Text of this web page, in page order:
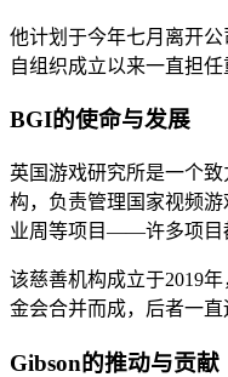
他计划于今年七月离开公
自组织成立以来一直担任
BGI的使命与发展
英国游戏研究所是一个
构，负责管理国家视频
业周等项目——许多项目
该慈善机构成立于2019
金会合并而成，后者一直
Gibson的推动与贡献